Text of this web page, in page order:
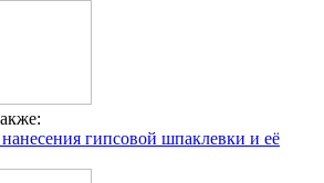
гипсовой шпаклевки и её